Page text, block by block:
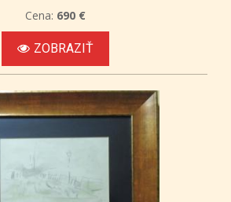
Cena: 690 €
ZOBRAZIŤ